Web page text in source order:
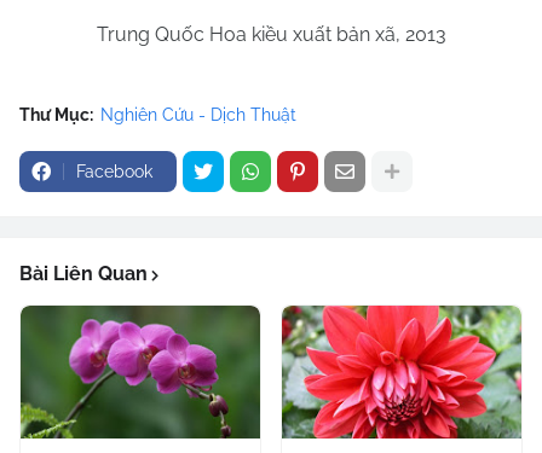
Trung Quốc Hoa kiều xuất bản xã, 2013
Thư Mục: Nghiên Cứu - Dịch Thuật
Facebook
Bài Liên Quan